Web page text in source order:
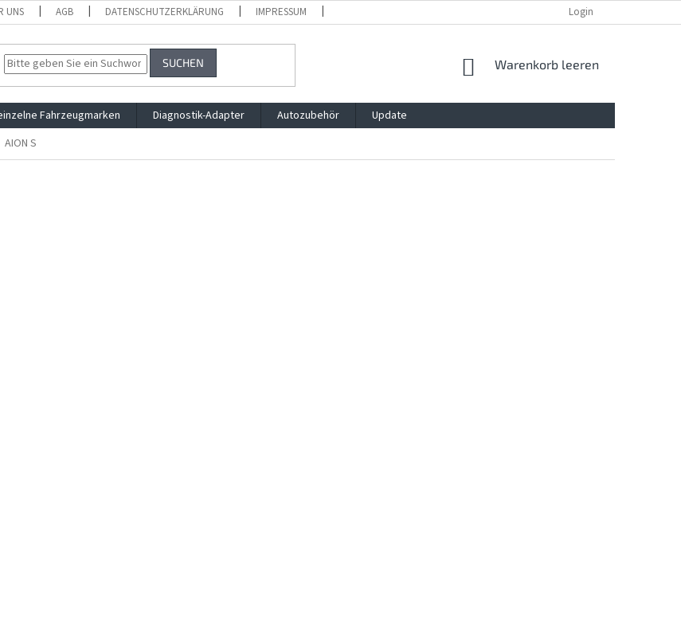
UNS AGB DATENSCHUTZERKLÄRUNG IMPRESSUM Login
SUCHEN WARENKORB
Warenkorb leeren
Fahrzeugmarken Diagnostik-Adapter Autozubehör
Update
AION S